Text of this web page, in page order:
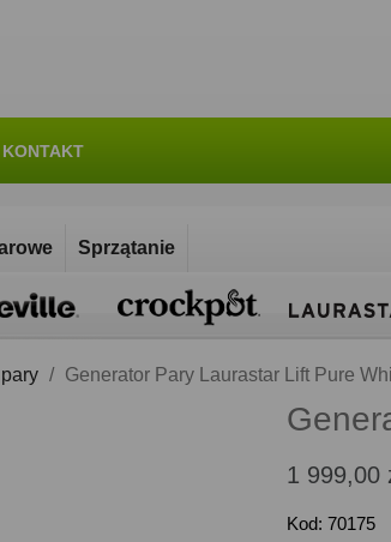
KONTAKT
Sprzątanie
Generator Pary Laurastar Lift Pure
1 999,00
Kod: 70175